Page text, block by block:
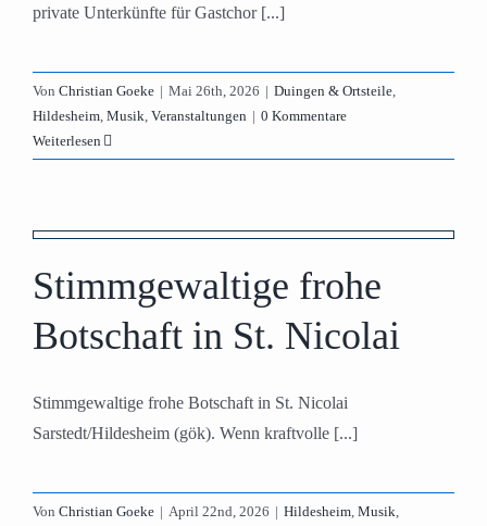
private Unterkünfte für Gastchor [...]
Von Christian Goeke | Mai 26th, 2026 | Duingen & Ortsteile
Hildesheim Musik Veranstaltungen | 0 Kommentare
Weiterlesen
Stimmgewaltige frohe
Botschaft in St. Nicolai
Stimmgewaltige frohe Botschaft in St. Nicolai
Sarstedt/Hildesheim (gök). Wenn kraftvolle [...]
Von Christian Goeke | April 22nd, 2026 | Hildesheim Musik